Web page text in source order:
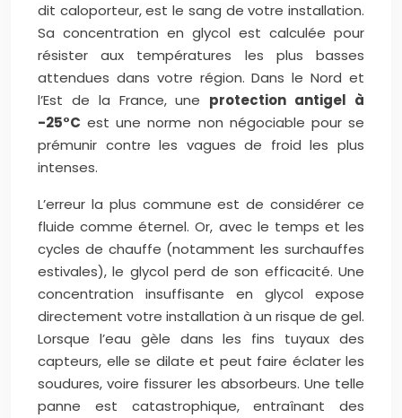
dit caloporteur, est le sang de votre installation.
Sa concentration en glycol est calculée pour
résister aux températures les plus basses
attendues dans votre région. Dans le Nord et
l’Est de la France, une protection antigel à
-25°C est une norme non négociable pour se
prémunir contre les vagues de froid les plus
intenses.
L’erreur la plus commune est de considérer ce
fluide comme éternel. Or, avec le temps et les
cycles de chauffe (notamment les surchauffes
estivales), le glycol perd de son efficacité. Une
concentration insuffisante en glycol expose
directement votre installation à un risque de gel.
Lorsque l’eau gèle dans les fins tuyaux des
capteurs, elle se dilate et peut faire éclater les
soudures, voire fissurer les absorbeurs. Une telle
panne est catastrophique, entraînant des